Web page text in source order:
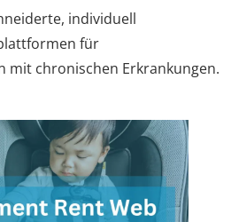
individuell
für
mit chronischen Erkrankungen.